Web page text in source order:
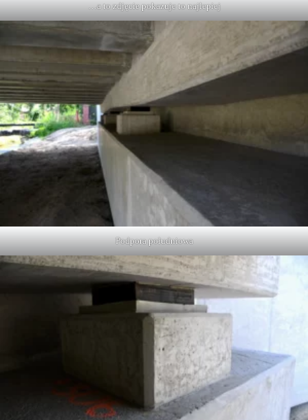
…a to zdjęcie pokazuje to najlepiej
Podpora południowa